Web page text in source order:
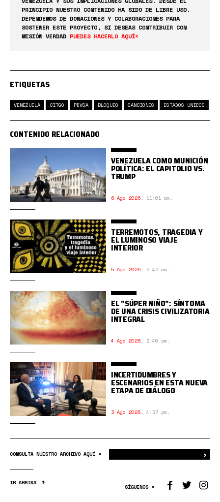
PRINCIPIO NUESTRO CONTENIDO HA SIDO DE LIBRE USO.
DEPENDEMOS DE DONACIONES Y COLABORACIONES PARA
SOSTENER ESTE PROYECTO, SI DESEAS CONTRIBUIR CON
MISIÓN VERDAD PUEDES HACERLO AQUÍ<
ETIQUETAS
VENEZUELA CITGO PDVSA BLOQUEO SANCIONES ESTADOS UNIDOS
CONTENIDO RELACIONADO
VENEZUELA COMO MUNICIÓN
POLÍTICA: EL CAPITOLIO VS.
TRUMP
6 Ago 2026, 11:01 am.
TERREMOTOS, TRAGEDIA Y
EL LUMINOSO VIAJE
INTERIOR
5 Ago 2026, 9:42 am.
EL "SÚPER NIÑO": SÍNTOMA
DE UNA CRISIS CIVILIZATORIA
INTEGRAL
4 Ago 2026, 2:40 pm.
INCERTIDUMBRES Y
ESCENARIOS EN ESTA NUEVA
ETAPA DE DIÁLOGO
3 Ago 2026, 4:37 pm.
CONSULTA NUESTRO ARCHIVO AQUÍ > ›
IR ARRIBA
SÍGUENOS >